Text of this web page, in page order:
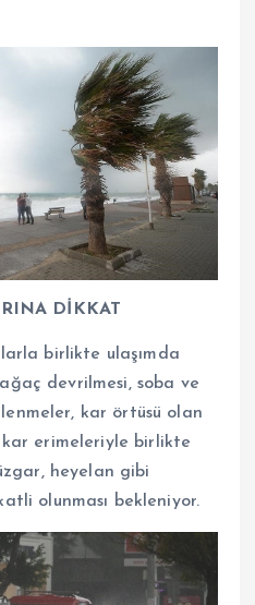
DİKKAT
birlikte ulaşımda
devrilmesi, soba ve
kar örtüsü olan
erimeleriyle birlikte
heyelan gibi
olunması bekleniyor.